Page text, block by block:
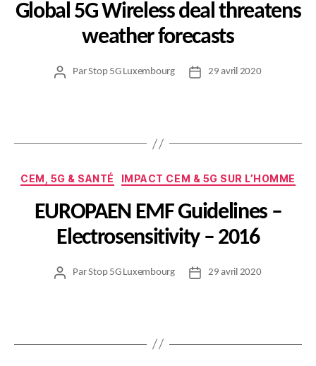
Global 5G Wireless deal threatens
weather forecasts
Auteur
ParStop 5G Luxembourg
Date29 avril 2020
Catégories
CEM, 5G & SANTÉ IMPACT CEM & 5G SUR L’HOMME
EUROPAEN EMF Guidelines –
Electrosensitivity – 2016
Auteur
ParStop 5G Luxembourg
Date29 avril 2020